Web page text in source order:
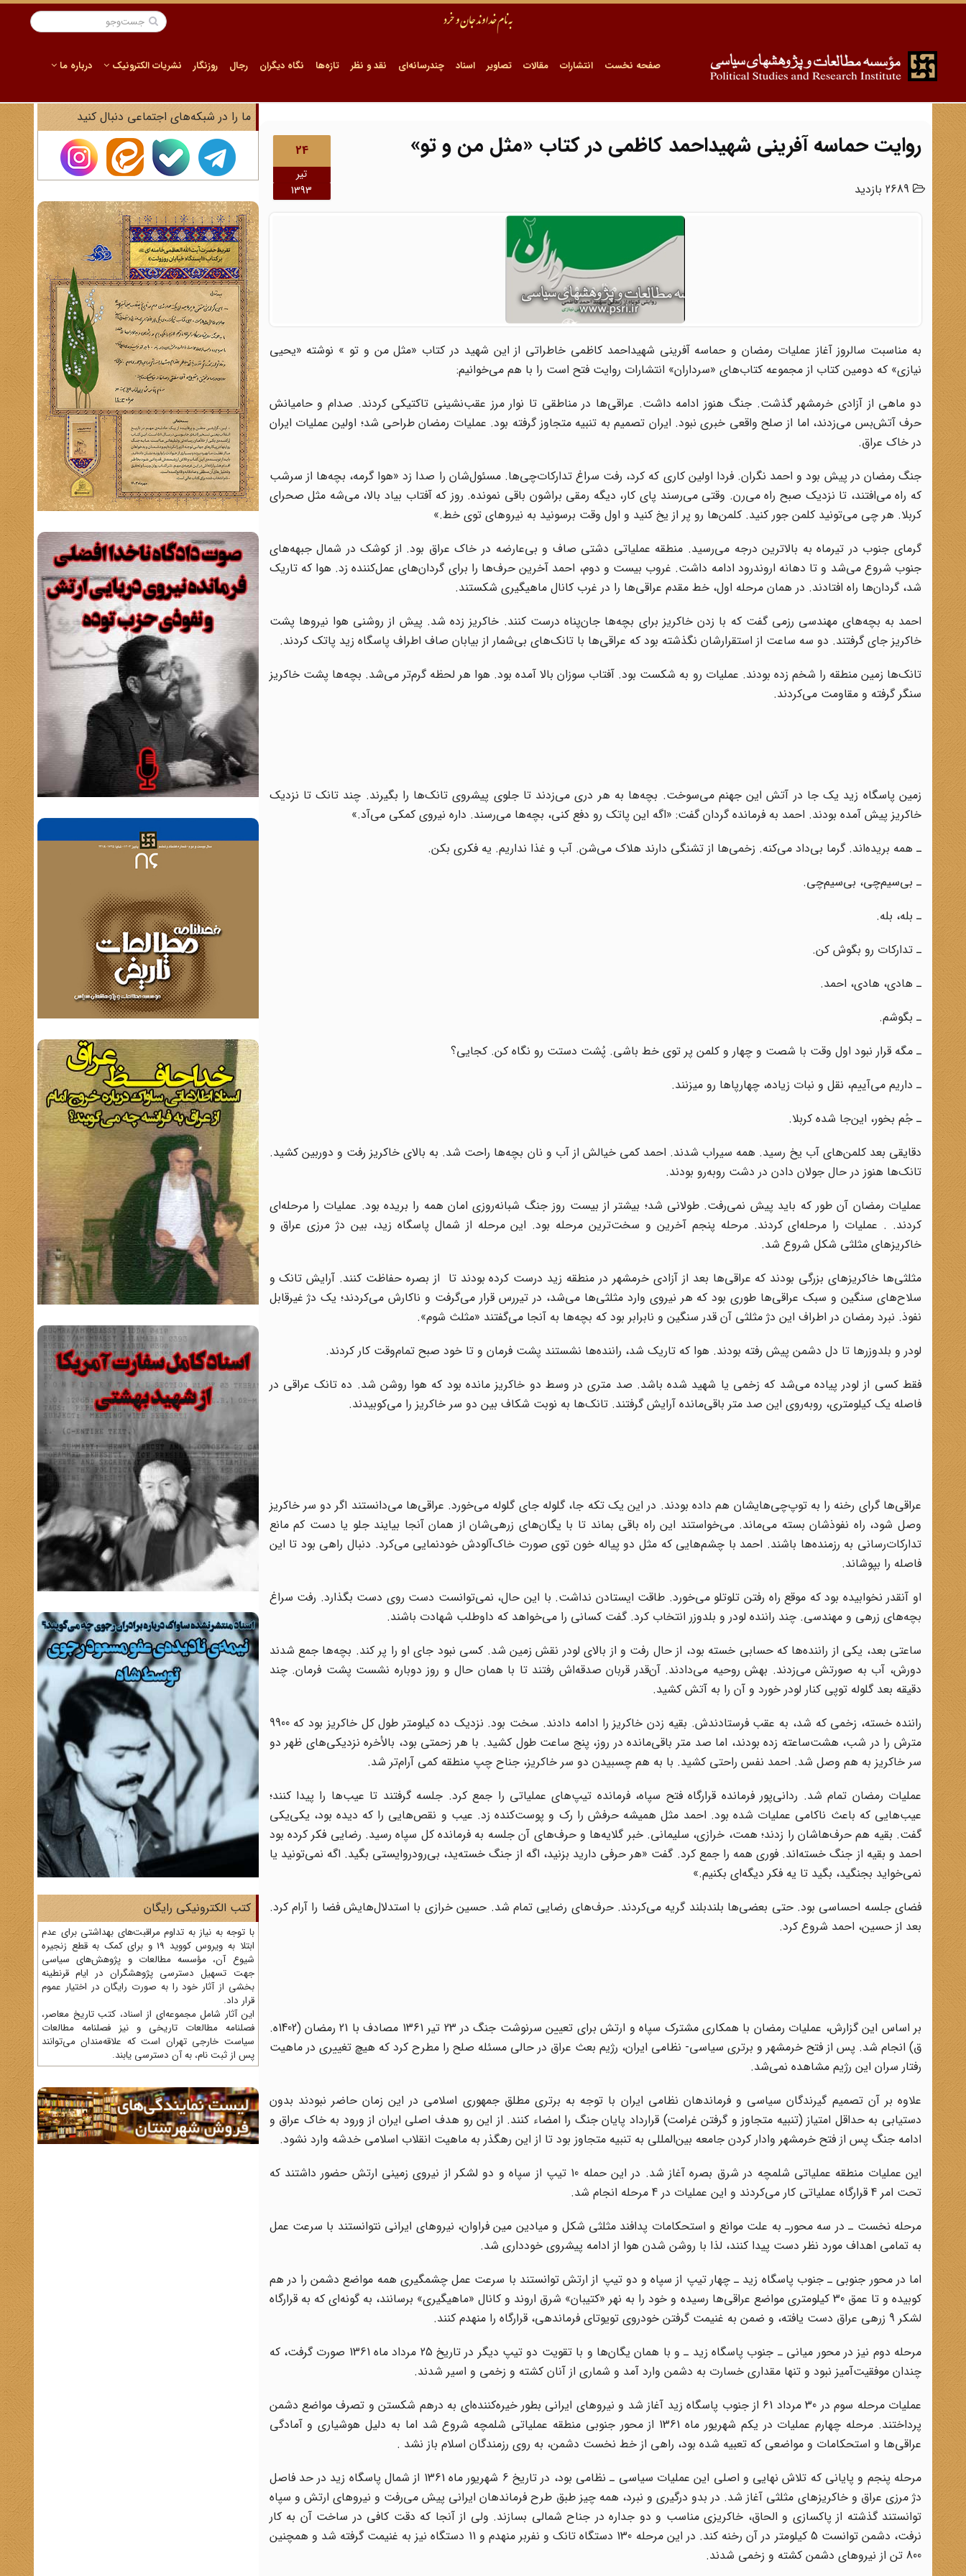
صفحه نخست انتشارات مقالات تصاویر اسناد چندرسانه‌ای نقد و نظر تازه‌ها نگاه دیگران رجال روزنگار نشریات الکترونیک درباره ما
24
تیر
1393
روایت حماسه آفرینی شهیداحمد کاظمی در کتاب «مثل من و تو»
به مناسبت سالروز آغاز عملیات رمضان و حماسه آفرینی شهیداحمد کاظمی خاطراتی از این شهید در کتاب «مثل من و تو » نوشته «یحیی
نیازی» که دومین کتاب از مجموعه کتاب‌های «سرداران» انتشارات روایت فتح است را با هم می‌خوانیم:
دو ماهی از آزادی خرمشهر گذشت. جنگ هنوز ادامه داشت. عراقی‌ها در مناطقی تا نوار مرز عقب‌نشینی تاکتیکی کردند. صدام و حامیانش
حرف آتش‌بس می‌زدند، اما از صلح واقعی خبری نبود. ایران تصمیم به تنبیه متجاوز گرفته بود. عملیات رمضان طراحی شد؛ اولین عملیات ایران
در خاک عراق.
جنگ رمضان در پیش بود و احمد نگران. فردا اولین کاری که کرد، رفت سراغ تدارکات‌چی‌ها. مسئول‌شان را صدا زد «هوا گرمه، بچه‌ها از سرشب
که راه می‌افتند، تا نزدیک صبح راه می‌رن. وقتی می‌رسند پای کار، دیگه رمقی براشون باقی نمونده. روز که آفتاب بیاد بالا، می‌شه مثل صحرای
کربلا. هر چی می‌تونید کلمن جور کنید. کلمن‌ها رو پر از یخ کنید و اول وقت برسونید به نیروهای توی خط.»
گرمای جنوب در تیرماه به بالاترین درجه می‌رسید. منطقه عملیاتی دشتی صاف و بی‌عارضه در خاک عراق بود. از کوشک در شمال جبهه‌های
جنوب شروع می‌شد و تا دهانه‌ اروندرود ادامه داشت. غروب بیست و دوم، احمد آخرین حرف‌ها را برای گردان‌های عمل‌کننده زد. هوا که تاریک
شد، گردان‌ها راه افتادند. در همان مرحله‌ اول، خط مقدم عراقی‌ها را در غرب کانال ماهیگیری شکستند.
احمد به بچه‌های مهندسی رزمی گفت که با زدن خاکریز برای بچه‌ها جان‌پناه درست کنند. خاکریز زده شد. پیش از روشنی هوا نیروها پشت
خاکریز جای گرفتند. دو سه ساعت از استقرارشان نگذشته بود که عراقی‌ها با تانک‌های بی‌شمار از بیابان صاف اطراف پاسگاه زید پاتک کردند.
تانک‌ها زمین منطقه را شخم زده بودند. عملیات رو به شکست بود. آفتاب سوزان بالا آمده بود. هوا هر لحظه گرم‌تر می‌شد. بچه‌ها پشت خاکریز
سنگر گرفته و مقاومت می‌کردند.
زمین پاسگاه زید یک‌ جا در آتش این جهنم می‌سوخت. بچه‌ها به هر دری می‌زدند تا جلوی پیشروی تانک‌ها را بگیرند. چند تانک تا نزدیک
خاکریز پیش آمده بودند. احمد به فرمانده گردان گفت: «اگه این پاتک رو دفع کنی، بچه‌ها می‌رسند. داره نیروی کمکی می‌آد.»
ـ همه بریده‌اند. گرما بی‌داد می‌کنه. زخمی‌ها از تشنگی دارند هلاک می‌شن. آب و غذا نداریم. یه فکری بکن.
ـ بی‌سیم‌چی، بی‌سیم‌چی.
ـ بله، بله.
ـ تدارکات رو بگوش کن.
ـ هادی، هادی، احمد.
ـ بگوشم.
ـ مگه قرار نبود اول وقت با شصت و چهار و کلمن پر توی خط باشی. پُشت دستت رو نگاه کن. کجایی؟
ـ داریم می‌آییم، نقل و نبات زیاده، چهارپاها رو میزنند.
ـ جُم بخور، این‌جا شده کربلا.
دقایقی بعد کلمن‌های آب یخ رسید. همه سیراب شدند. احمد کمی خیالش از آب و نان بچه‌ها راحت شد. به بالای خاکریز رفت و دوربین کشید.
تانک‌ها هنوز در حال جولان دادن در دشت روبه‌رو بودند.
عملیات رمضان آن‌ طور که باید پیش نمی‌رفت. طولانی شد؛ بیشتر از بیست روز جنگ شبانه‌روزی امان همه را بریده بود. عملیات را مرحله‌ای
کردند. . عملیات را مرحله‌ای کردند. مرحله‌ پنجم آخرین و سخت‌ترین مرحله بود. این مرحله از شمال پاسگاه زید، بین دژ مرزی عراق و
خاکریزهای مثلثی ‌شکل شروع شد.
مثلثی‌ها خاکریزهای بزرگی بودند که عراقی‌ها بعد از آزادی خرمشهر در منطقه‌ زید درست کرده بودند تا از بصره حفاظت کنند. آرایش تانک‌ و
سلاح‌های سنگین و سبک عراقی‌ها طوری بود که هر نیروی وارد مثلثی‌ها می‌شد، در تیررس قرار می‌گرفت و ناکارش می‌کردند؛ یک دژ غیرقابل
نفوذ. نبرد رمضان در اطراف این دژ مثلثی آن‌ قدر سنگین و نابرابر بود که بچه‌ها به آنجا می‌گفتند «مثلث شوم».
لودر و بلدوزرها تا دل دشمن پیش رفته بودند. هوا که تاریک شد، راننده‌ها نشستند پشت فرمان و تا خود صبح تمام‌وقت کار کردند.
فقط کسی از لودر پیاده می‌شد که زخمی یا شهید شده باشد. صد متری در وسط دو خاکریز مانده بود که هوا روشن شد. ده تانک عراقی در
فاصله‌ یک کیلومتری، روبه‌روی این صد متر باقی‌مانده آرایش گرفتند. تانک‌ها به نوبت شکاف بین دو سر خاکریز را می‌کوبیدند.
عراقی‌ها گرای رخنه را به توپ‌چی‌هایشان هم داده بودند. در این یک تکه جا، گلوله جای گلوله می‌خورد. عراقی‌ها می‌دانستند اگر دو سر خاکریز
وصل شود، راه نفوذشان بسته می‌ماند. می‌خواستند این راه باقی بماند تا با یگان‌های زرهی‌شان از همان آنجا بیایند جلو یا دست کم مانع
تدارکات‌رسانی به رزمنده‌ها باشند. احمد با چشم‌هایی که مثل دو پیاله‌ خون توی صورت خاک‌آلودش خودنمایی می‌کرد. دنبال راهی بود تا این
فاصله را بپوشاند.
او آنقدر نخوابیده بود که موقع راه رفتن تلوتلو می‌خورد. طاقت ایستادن نداشت. با این حال، نمی‌توانست دست روی دست بگذارد. رفت سراغ
بچه‌های زرهی و مهندسی. چند راننده‌ لودر و بلدوزر انتخاب کرد. گفت کسانی را می‌خواهد که داوطلب شهادت باشند.
ساعتی بعد، یکی از راننده‌ها که حسابی خسته بود، از حال رفت و از بالای لودر نقش زمین شد. کسی نبود جای او را پر کند. بچه‌ها جمع شدند
دورش، آب به صورتش می‌زدند. بهش روحیه می‌دادند. آن‌قدر قربان‌ صدقه‌اش رفتند تا با همان حال و روز دوباره نشست پشت فرمان. چند
دقیقه بعد گلوله توپی کنار لودر خورد و آن را به آتش کشید.
راننده خسته، زخمی که شد، به عقب فرستادندش. بقیه زدن خاکریز را ادامه دادند. سخت بود. نزدیک ده کیلومتر طول کل خاکریز بود که 9900
مترش را در شب، هشت‌ساعته زده بودند، اما صد متر باقی‌مانده در روز، پنج ساعت طول کشید. با هر زحمتی بود، بالأخره نزدیکی‌های ظهر دو
سر خاکریز به هم وصل شد. احمد نفس راحتی کشید. با به هم چسبیدن دو سر خاکریز، جناح چپ منطقه کمی آرام‌تر شد.
عملیات رمضان تمام شد. ردانی‌پور فرمانده قرارگاه فتح سپاه، فرمانده تیپ‌های عملیاتی را جمع کرد. جلسه گرفتند تا عیب‌ها را پیدا کنند؛
عیب‌هایی که باعث ناکامی عملیات شده بود. احمد مثل همیشه حرفش را رک و پوست‌کنده زد. عیب و نقص‌هایی را که دیده بود، یکی‌یکی
گفت. بقیه هم حرف‌هاشان را زدند؛ همت، خرازی، سلیمانی. خبر گلایه‌ها و حرف‌های آن جلسه به فرمانده کل سپاه رسید. رضایی فکر کرده بود
احمد و بقیه از جنگ خسته‌اند. فوری همه را جمع کرد. گفت «هر حرفی دارید بزنید، اگه از جنگ خسته‌‌ید، بی‌رودروایستی بگید. اگه نمی‌تونید یا
نمی‌خواید بجنگید، بگید تا یه فکر دیگه‌ای بکنیم.»
فضای جلسه احساسی بود. حتی بعضی‌ها بلندبلند گریه می‌کردند. حرف‌های رضایی تمام شد. حسین خرازی با استدلال‌هایش فضا را آرام کرد.
بعد از حسین، احمد شروع کرد.
بر اساس این گزارش، عملیات رمضان با همکارى مشترک سپاه و ارتش براى تعیین سرنوشت جنگ در 23 تیر 1361 مصادف با 21 رمضان (1402ه.
ق) انجام شد. پس از فتح خرمشهر و برترى سیاسى- نظامى ایران، رژیم بعث عراق در حالى مسئله صلح را مطرح کرد که هیچ تغییرى در ماهیت
رفتار سران این رژیم مشاهده نمى‌شد.
علاوه بر آن تصمیم گیرندگان سیاسى و فرماندهان نظامى ایران با توجه به برترى مطلق جمهورى اسلامى در این زمان حاضر نبودند بدون
دستیابى به حداقل امتیاز (تنبیه متجاوز و گرفتن غرامت) قرارداد پایان جنگ را امضاء کنند. از این رو هدف اصلى ایران از ورود به خاک عراق و
ادامه جنگ پس از فتح خرمشهر وادار کردن جامعه بین‌المللى به تنبیه متجاوز بود تا از این رهگذر به ماهیت انقلاب اسلامى خدشه وارد نشود.
این عملیات منطقه عملیاتی شلمچه در شرق بصره آغاز شد. در این حمله 10 تیپ از سپاه و دو لشکر از نیروی زمینی ارتش حضور داشتند که
تحت امر 4 قرارگاه عملیاتی کار می‌کردند و این عملیات در 4 مرحله انجام شد.
مرحله نخست ـ در سه محورـ به علت موانع و استحکامات پدافند مثلثی شکل و میادین مین فراوان، نیروهای ایرانی نتوانستند با سرعت عمل
به تمامی اهداف مورد نظر دست پیدا کنند، لذا با روشن شدن هوا از ادامه پیشروی خودداری شد.
اما در محور جنوبی ـ جنوب پاسگاه زید ـ چهار تیپ از سپاه و دو تیپ از ارتش توانستند با سرعت عمل چشمگیری همه مواضع دشمن را در هم
کوبیده و تا عمق 30 کیلومتری مواضع عراقی‌ها رسیده و خود را به نهر «کتیبان» شرق اروند و کانال «ماهیگیری» برسانند، به گونه‌ای که به قرارگاه
لشکر 9 زرهی عراق دست یافته، و ضمن به غنیمت گرفتن خودروی تویوتای فرماندهی، قرارگاه را منهدم کنند.
مرحله دوم نیز در محور میانی ـ جنوب پاسگاه زید ـ و با همان یگان‌ها و با تقویت دو تیپ دیگر در تاریخ 25 مرداد ماه 1361 صورت گرفت، که
چندان موفقیت‌آمیز نبود و تنها مقداری خسارت به دشمن وارد‌ آمد و شماری از آنان کشته و زخمی و اسیر شدند.
عملیات مرحله سوم در 30 مرداد 61 از جنوب پاسگاه زید آغاز شد و نیروهای ایرانی بطور خیره‌کننده‌ای به درهم شکستن و تصرف مواضع دشمن
پرداختند. مرحله چهارم عملیات در یکم شهریور ماه 1361 از محور جنوبی منطقه عملیاتی شلمچه شروع شد اما به دلیل هوشیاری و آمادگی
عراقی‌ها و استحکامات و مواضعی که تعبیه شده بود، راهی از خط نخست دشمن، به روی رزمندگان اسلام باز نشد .
مرحله پنجم و پایانی که تلاش نهایی و اصلی این عملیات سیاسی ـ نظامی بود، در تاریخ 6 شهریور ماه 1361 از شمال پاسگاه زید در حد فاصل
دژ مرزی عراق و خاکریزهای مثلثی آغاز شد. در بدو درگیری و نبرد، همه چیز طبق طرح فرماندهان ایرانی پیش می‌رفت و نیروهای ارتش و سپاه
توانستند گذشته از پاکسازی و الحاق، خاکریزی مناسب و دو جداره در جناح شمالی بسازند. ولی از آنجا که دقت کافی در ساخت آن به کار
نرفت، دشمن توانست 5 کیلومتر در آن رخنه کند. در این مرحله 130 دستگاه تانک و نفربر منهدم و 11 دستگاه نیز به غنیمت گرفته شد و همچنین
800 تن از نیروهای دشمن کشته و زخمی شدند.
ما را در شبکه‌های اجتماعی دنبال کنید
کتب الکترونیکی رایگان
با توجه به نیاز به تداوم مراقبت‌های بهداشتی برای عدم
ابتلا به ویروس کووید 19 و برای کمک به قطع زنجیره
شیوع آن، مؤسسه مطالعات و پژوهش‌های سیاسی
جهت تسهیل دسترسی پژوهشگران در ایام قرنطینه
بخشی از آثار خود را به صورت رایگان در اختیار عموم
قرار داد.
این آثار شامل مجموعه‌ای از اسناد، کتب تاریخ معاصر،
فصلنامه‌ مطالعات تاریخی و نیز فصلنامه مطالعات
سیاست خارجی تهران است که علاقه‌مندان می‌توانند
پس از ثبت نام، به آن دسترسی یابند.